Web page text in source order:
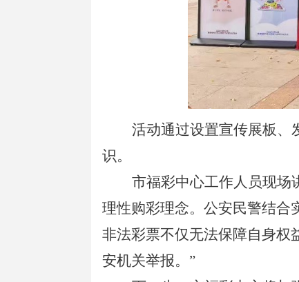
活动通过设置宣传展板、
识。
市福彩中心工作人员现场
理性购彩理念。公安民警结合
非法彩票不仅无法保障自身权
安机关举报。”